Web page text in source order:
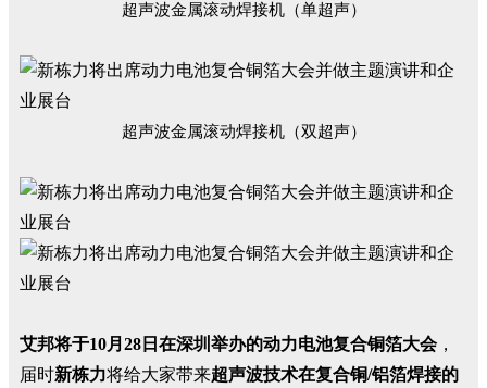
超声波金属滚动焊接机（单超声）
超声波金属滚动焊接机（双超声）
艾邦将于10月28日在深圳举办的动力电池复合铜箔大会，
届时新栋力将给大家带来超声波技术在复合铜/铝箔焊接的